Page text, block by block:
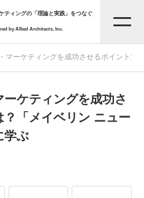
ティングの「理論と実践」をつなぐ
by Allied Architects, Inc.
一覧
ら探す
マーケティングを成功させるポイント方
ケティングを成功さ
「メイベリン ニュー
学ぶ